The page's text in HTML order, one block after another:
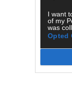
I want
of my
was
Opted